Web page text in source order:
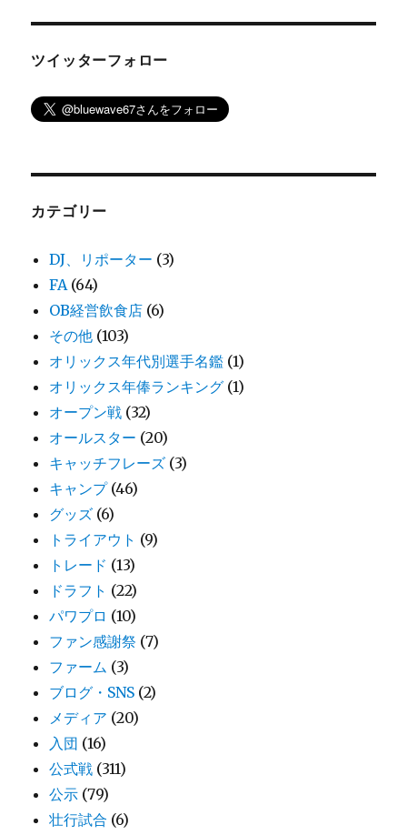
ツイッターフォロー
カテゴリー
DJ、リポーター (3)
FA(64)
OB経営飲食店 (6)
その他 (103)
オリックス年代別選手名鑑 (1)
オリックス年俸ランキング (1)
オープン戦 (32)
オールスター (20)
キャッチフレーズ (3)
キャンプ(46)
グッズ (6)
トライアウト (9)
トレード (13)
ドラフト (22)
パワプロ (10)
ファン感謝祭 (7)
ファーム (3)
ブログ・SNS (2)
メディア (20)
入団 (16)
公式戦 (311)
公示 (79)
壮行試合 (6)